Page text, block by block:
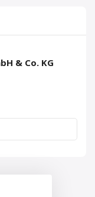
& Co. KG